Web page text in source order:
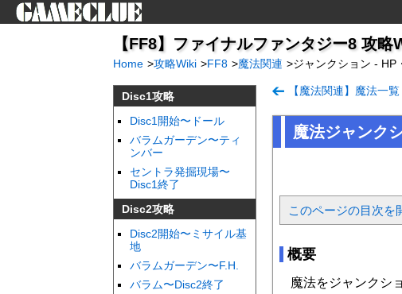
【FF8】ファイナルファンタジー8 攻略
Home >攻略Wiki >FF8 >魔法関連 >ジャンクション - HP
Disc1攻略
Disc1開始〜ドール
バラムガーデン〜ティ
ンバー
セントラ発掘現場〜
Disc1終了
Disc2攻略
Disc2開始〜ミサイル基
地
バラムガーデン〜F.H.
バラム〜Disc2終了
【魔法関連】魔法一覧
魔法ジャンク
このページの目次を
概要
魔法をジャンクシ